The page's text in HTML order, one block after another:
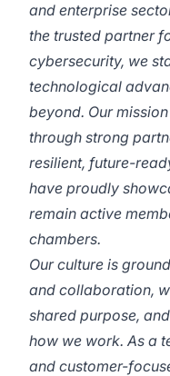
and enterprise
the trusted partner
cybersecurity, we
technological
beyond. Our
through strong
resilient, future-
have proudly
remain active
chambers.
Our culture is
and collaboration,
shared purpose,
how we work. As a
and customer-